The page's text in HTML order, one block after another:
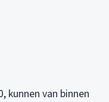
kunnen van binnen